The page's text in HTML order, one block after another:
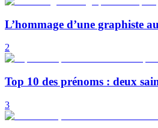
L’hommage d’une graphiste
2
Top 10 des prénoms : deux
3